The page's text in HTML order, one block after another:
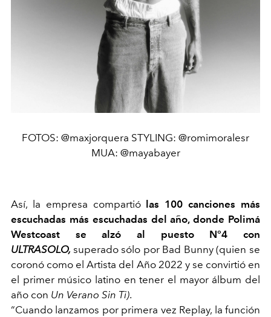
FOTOS: @maxjorquera STYLING: @romimoralesr
MUA: @mayabayer
Así, la empresa compartió
las 100 canciones más
escuchadas más escuchadas del año, donde Polimá
Westcoast se alzó al puesto N°4 con
ULTRASOLO, superado sólo por Bad Bunny (quien se
coronó como el Artista del Año 2022 y se convirtió en
el primer músico latino en tener el mayor álbum del
año con Un Verano Sin Ti).
“Cuando lanzamos por primera vez Replay, la función